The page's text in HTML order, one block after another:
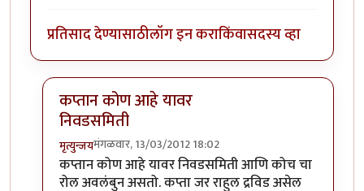
प्रतिसाद देण्यासाठीलॉग इन कराकिंवासदस्य व्हा
कप्तान कोण आहे यावर
निवडसमिती
मृत्युन्जयमंगळवार, 13/03/2012 18:02
In reply toनिवडसमितीचा रोल ?byचौकटराजा
कप्तान कोण आहे यावर निवडसमिती आणि कोच चा
रोल अवलंबुन असतो. कप्ता जर राहुल द्रविड असेल